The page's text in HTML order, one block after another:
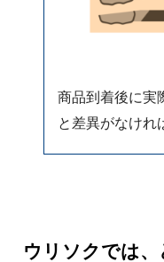
商品到着後に実
と差異がなけれ
ウリソクでは